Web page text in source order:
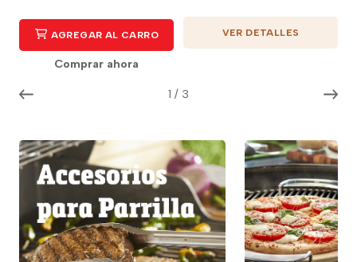
1 / 3
AGREGAR AL CARRO
Comprar ahora
VER DETALLES